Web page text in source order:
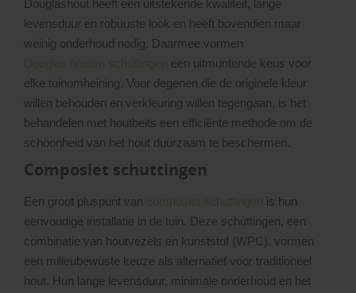
Douglashout heeft een uitstekende kwaliteit, lange
levensduur en robuuste look en heeft bovendien maar
weinig onderhoud nodig. Daarmee vormen
Douglas houten schuttingen een uitmuntende keus voor
elke tuinomheining. Voor degenen die de originele kleur
willen behouden en verkleuring willen tegengaan, is het
behandelen met houtbeits een efficiënte methode om de
schoonheid van het hout duurzaam te beschermen.
Composiet schuttingen
Een groot pluspunt van composiet schuttingen is hun
eenvoudige installatie in de tuin. Deze schuttingen, een
combinatie van houtvezels en kunststof (WPC), vormen
een milieubewuste keuze als alternatief voor traditioneel
hout. Hun lange levensduur, minimale onderhoud en het